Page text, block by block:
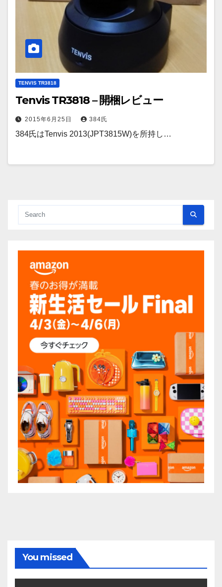
TENVIS TR3818
Tenvis TR3818 – 開梱レビュー
2015年6月25日 384氏
384氏はTenvis 2013(JPT3815W)を所持し…
You missed